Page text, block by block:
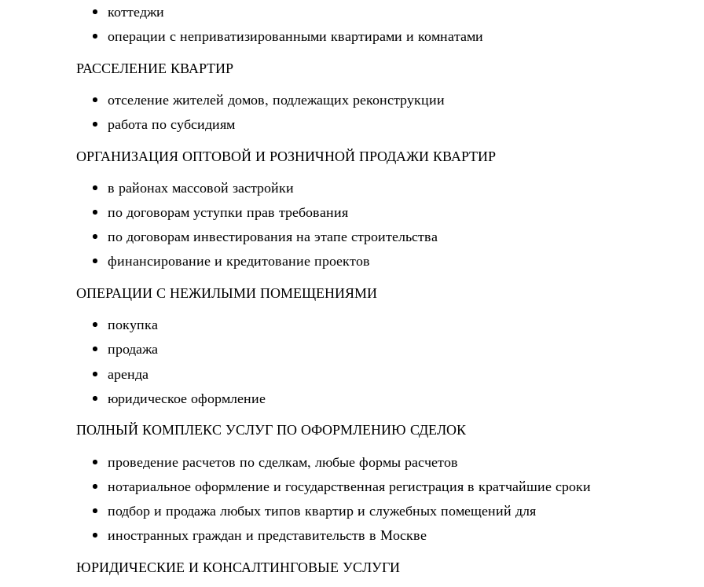
коттеджи
операции с неприватизированными квартирами и комнатами
РАССЕЛЕНИЕ КВАРТИР
отселение жителей домов, подлежащих реконструкции
работа по субсидиям
ОРГАНИЗАЦИЯ ОПТОВОЙ И РОЗНИЧНОЙ ПРОДАЖИ КВАРТИР
в районах массовой застройки
по договорам уступки прав требования
по договорам инвестирования на этапе строительства
финансирование и кредитование проектов
ОПЕРАЦИИ С НЕЖИЛЫМИ ПОМЕЩЕНИЯМИ
покупка
продажа
аренда
юридическое оформление
ПОЛНЫЙ КОМПЛЕКС УСЛУГ ПО ОФОРМЛЕНИЮ СДЕЛОК
проведение расчетов по сделкам, любые формы расчетов
нотариальное оформление и государственная регистрация в кратчайшие сроки
подбор и продажа любых типов квартир и служебных помещений для
иностранных граждан и представительств в Москве
ЮРИДИЧЕСКИЕ И КОНСАЛТИНГОВЫЕ УСЛУГИ